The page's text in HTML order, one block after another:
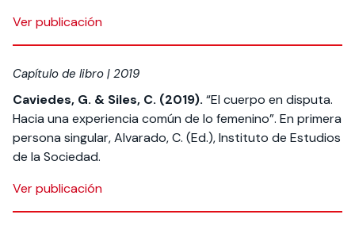
Ver publicación
Capítulo de libro | 2019
Caviedes, G. & Siles, C. (2019). “El cuerpo en disputa.
Hacia una experiencia común de lo femenino”. En primera
persona singular, Alvarado, C. (Ed.), Instituto de Estudios
de la Sociedad.
Ver publicación